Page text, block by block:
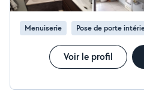
Menuiserie Pose de porte
Voir le profil